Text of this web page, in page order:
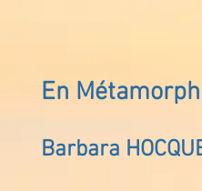
En
Barbara